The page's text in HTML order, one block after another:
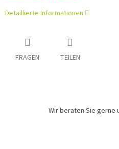
Detaillierte Informationen
FRAGEN TEILEN
Wir beraten Sie gerne